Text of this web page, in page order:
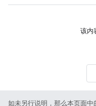
该内
如未另行说明，那么本页面中